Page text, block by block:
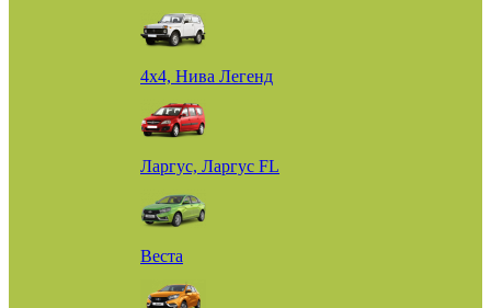
4х4, Нива Легенд
Ларгус, Ларгус FL
Веста